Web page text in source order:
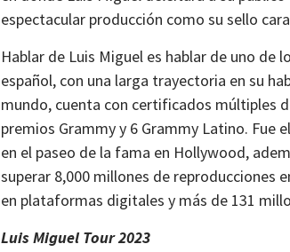
espectacular producción como su sello
Hablar de Luis Miguel es hablar de uno
español, con una larga trayectoria en su
mundo, cuenta con certificados múltiples
premios Grammy y 6 Grammy Latino.
en el paseo de la fama en Hollywood,
superar 8,000 millones de reproducciones
en plataformas digitales y más de 131
Luis Miguel Tour 2023